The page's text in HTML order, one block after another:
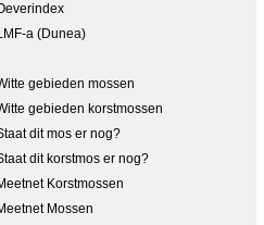
a (Dunea)
gebieden mossen
gebieden korstmossen
dit mos er nog?
dit korstmos er nog?
Korstmossen
Mossen